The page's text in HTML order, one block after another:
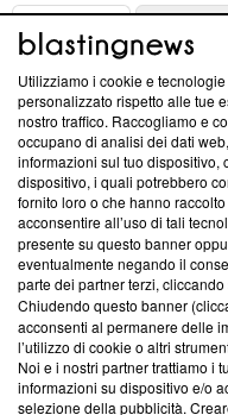
ABOUT
Questa sezione offre
News, sui nostri processi
creare news di qualità.
‘Trust Project - News with
ancora membro del
parte; Trust Project non
conformità agli standard.
Su di noi
Team editoriale
Corporate
Utilizziamo i cookie e
personalizzato rispetto alle tue
nostro traffico. Raccogliamo e
occupano di analisi dei dati
informazioni sul tuo dispositivo,
dispositivo, i quali potrebbero
fornito loro o che hanno
acconsentire all’uso di tali
presente su questo banner
eventualmente negando il
parte dei partner terzi,
Chiudendo questo banner
acconsenti al permanere delle
l’utilizzo di cookie o altri
Noi e i nostri partner trattiamo i
informazioni su dispositivo e/o
selezione della pubblicità.